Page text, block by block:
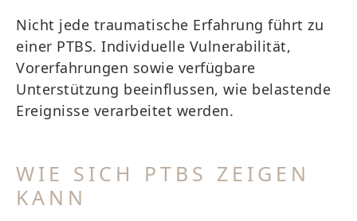
Nicht jede traumatische Erfahrung führt zu
einer PTBS. Individuelle Vulnerabilität,
Vorerfahrungen sowie verfügbare
Unterstützung beeinflussen, wie belastende
Ereignisse verarbeitet werden.
WIE SICH PTBS ZEIGEN
KANN